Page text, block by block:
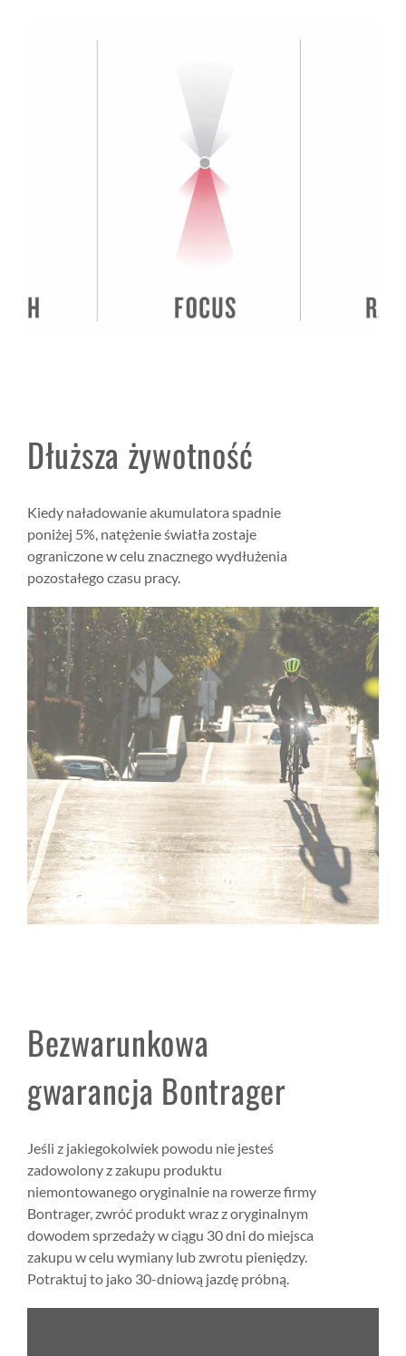
Dłuższa żywotność
Kiedy naładowanie akumulatora spadnie
poniżej 5%, natężenie światła zostaje
ograniczone w celu znacznego wydłużenia
pozostałego czasu pracy.
Bezwarunkowa
gwarancja Bontrager
Jeśli z jakiegokolwiek powodu nie jesteś
zadowolony z zakupu produktu
niemontowanego oryginalnie na rowerze firmy
Bontrager, zwróć produkt wraz z oryginalnym
dowodem sprzedaży w ciągu 30 dni do miejsca
zakupu w celu wymiany lub zwrotu pieniędzy.
Potraktuj to jako 30-dniową jazdę próbną.